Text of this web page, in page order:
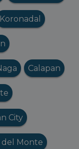
Koronadal
Calapan
City
del Monte